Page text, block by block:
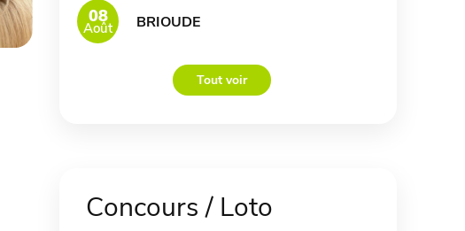
08
Août BRIOUDE
Tout voir
Concours / Loto